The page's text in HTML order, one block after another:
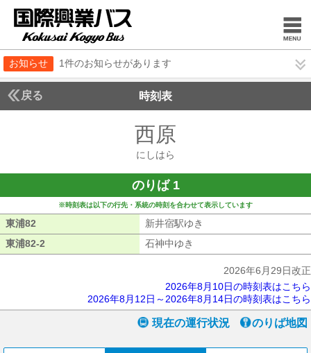
お知らせ 1件のお知らせがあります
戻る 時刻表
西原
にしはら
のりば 1
※時刻表は以下の行先・系統の時刻を合わせて表示しています
東浦82 新井宿駅ゆき
東浦82-2
石神中ゆき
2026年6月29日改正
2026年8月10日の時刻表はこちら
2026年8月12日～2026年8月14日の時刻表はこちら
現在の運行状況 のりば地図